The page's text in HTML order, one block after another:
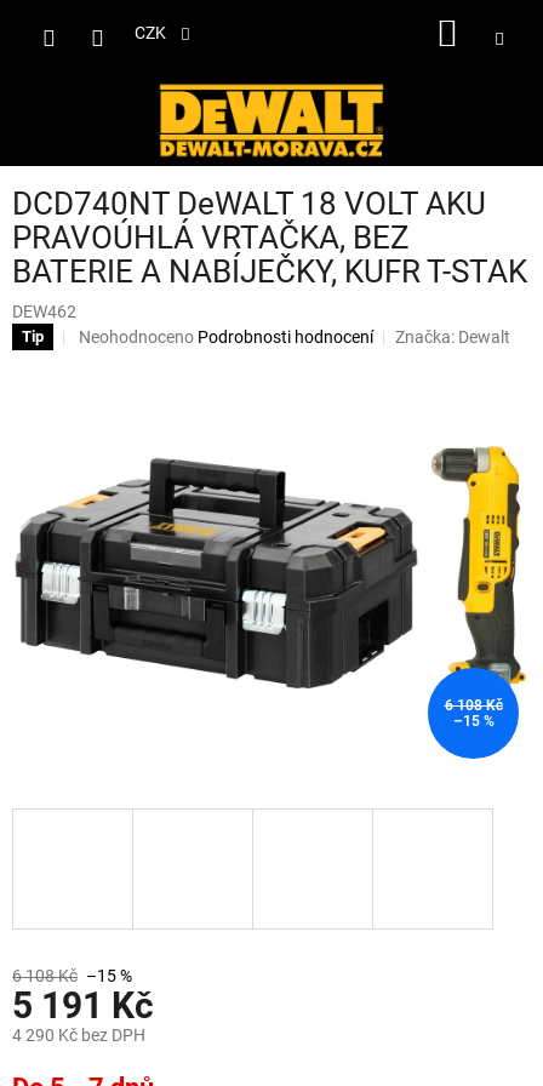
CZK
DCD740NT DeWALT 18 VOLT AKU
PRAVOÚHLÁ VRTAČKA, BEZ
BATERIE A NABÍJEČKY, KUFR T-STAK
DEW462
Tip
Průměrné
hvězdiček.
Neohodnoceno Podrobnosti hodnocení Značka: Dewalt
6 108 Kč
–15 %
6 108 Kč –15 %
5 191 Kč
4 290 Kč bez DPH